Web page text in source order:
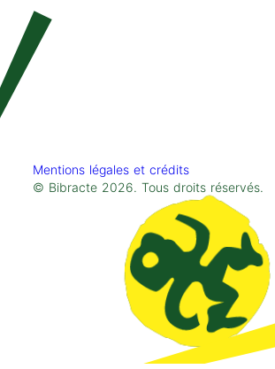
Mentions légales et crédits
© Bibracte 2026. Tous droits réservés.